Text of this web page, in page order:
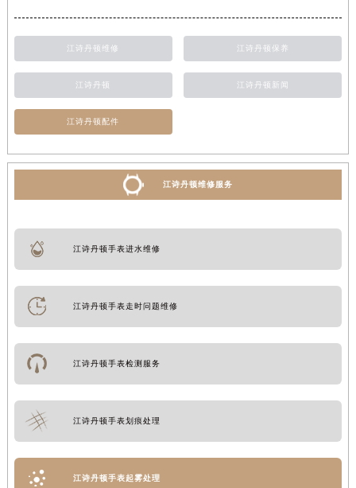
江诗丹顿维修 江诗丹顿保养
江诗丹顿 江诗丹顿新闻
江诗丹顿配件
江诗丹顿维修服务
江诗丹顿手表进水维修
江诗丹顿手表走时问题维修
江诗丹顿手表检测服务
江诗丹顿手表划痕处理
江诗丹顿手表起雾处理